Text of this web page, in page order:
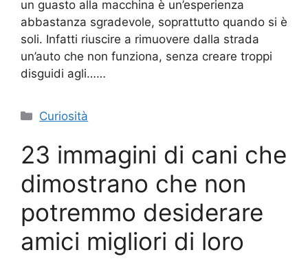
un guasto alla macchina è un’esperienza
abbastanza sgradevole, soprattutto quando si è
soli. Infatti riuscire a rimuovere dalla strada
un’auto che non funziona, senza creare troppi
disguidi agli……
Categorie
Curiosità
23 immagini di cani che
dimostrano che non
potremmo desiderare
amici migliori di loro